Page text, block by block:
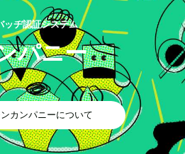
ッヂ認証システム
パニー
カンパニーについて